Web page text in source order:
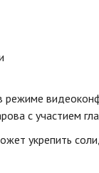
режиме
с участием
укрепить